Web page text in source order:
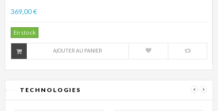
369,00 €
En stock
AJOUTER AU PANIER
TECHNOLOGIES ‹ ›